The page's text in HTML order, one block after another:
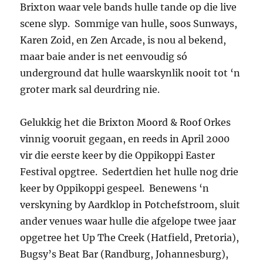
Brixton waar vele bands hulle tande op die live
scene slyp. Sommige van hulle, soos Sunways,
Karen Zoid, en Zen Arcade, is nou al bekend,
maar baie ander is net eenvoudig só
underground dat hulle waarskynlik nooit tot ‘n
groter mark sal deurdring nie.
Gelukkig het die Brixton Moord & Roof Orkes
vinnig vooruit gegaan, en reeds in April 2000
vir die eerste keer by die Oppikoppi Easter
Festival opgtree. Sedertdien het hulle nog drie
keer by Oppikoppi gespeel. Benewens ‘n
verskyning by Aardklop in Potchefstroom, sluit
ander venues waar hulle die afgelope twee jaar
opgetree het Up The Creek (Hatfield, Pretoria),
Bugsy’s Beat Bar (Randburg, Johannesburg),